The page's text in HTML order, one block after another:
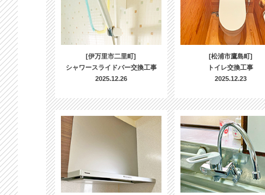
[伊万里市二里町]
シャワースライドバー交換工事
2025.12.26
[松浦市鷹島町]
トイレ交換工事
2025.12.23